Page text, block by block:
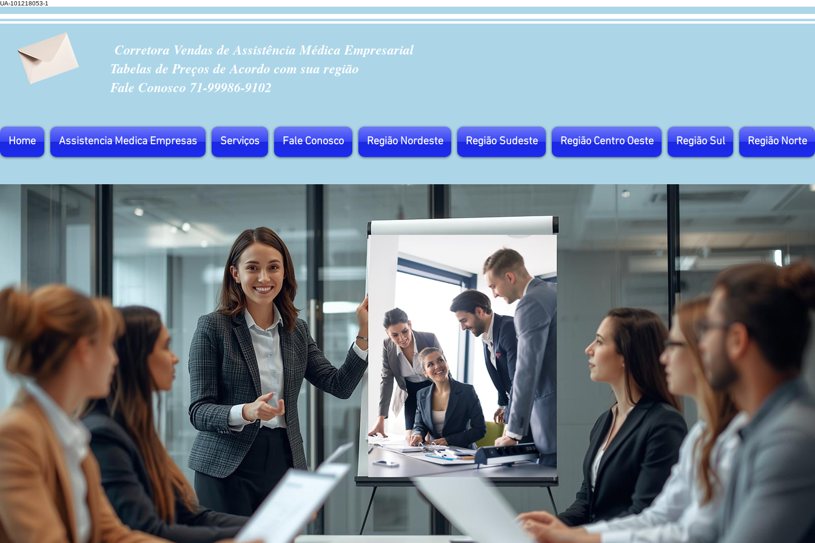
UA-101218053-1
Corretora Vendas de Assistência Médica Empresarial
Tabelas de Preços de Acordo com sua região
Fale Conosco 71-99986-9102
Home Assistencia Medica Empresas Serviços Fale Conosco Região Nordeste Região Sudeste Região Centro Oeste Região Sul Região Norte